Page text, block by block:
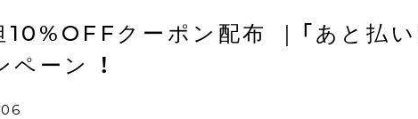
クーポン配布 ｜「あと払い
ーン ！